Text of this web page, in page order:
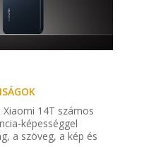
14T számos
képességgel
a szöveg, a kép és